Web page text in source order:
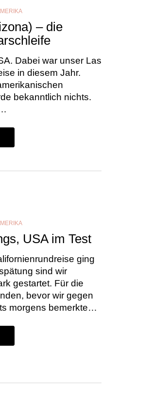
– die
Dabei war unser Las
in diesem Jahr.
bekanntlich nichts.
USA im Test
ging
sind wir
gestartet. Für die
bevor wir gegen
morgens bemerkte…